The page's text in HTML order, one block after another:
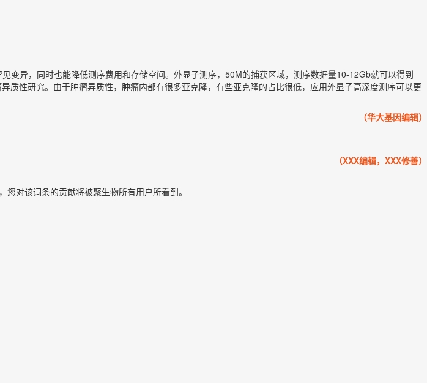
异，同时也能降低测序费用和存储空间。外显子测序，50M的捕获区域，测序数据量10-12Gb就可以得到
性研究。由于肿瘤异质性，肿瘤内部有很多亚克隆，有些亚克隆的占比很低，应用外显子高深度测序可以更
（华大基因编辑）
（XXX编辑，XXX修善）
对该词条的贡献将被聚生物所有用户所看到。